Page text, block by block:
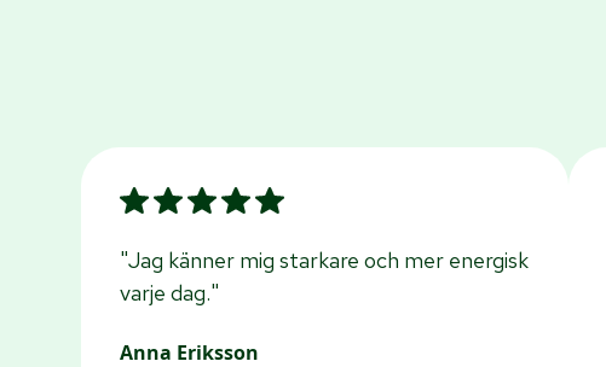
"Jag känner mig starkare och mer energisk
varje dag."
Anna Eriksson